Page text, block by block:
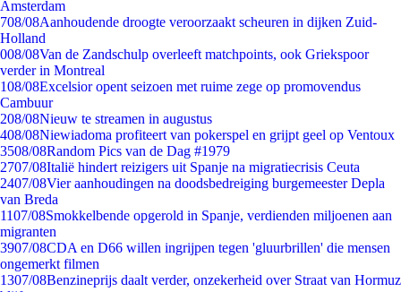
Amsterdam
708/08Aanhoudende droogte veroorzaakt scheuren in dijken Zuid-
Holland
008/08Van de Zandschulp overleeft matchpoints, ook Griekspoor
verder in Montreal
108/08Excelsior opent seizoen met ruime zege op promovendus
Cambuur
208/08Nieuw te streamen in augustus
408/08Niewiadoma profiteert van pokerspel en grijpt geel op Ventoux
3508/08Random Pics van de Dag #1979
2707/08Italië hindert reizigers uit Spanje na migratiecrisis Ceuta
2407/08Vier aanhoudingen na doodsbedreiging burgemeester Depla
van Breda
1107/08Smokkelbende opgerold in Spanje, verdienden miljoenen aan
migranten
3907/08CDA en D66 willen ingrijpen tegen 'gluurbrillen' die mensen
ongemerkt filmen
1307/08Benzineprijs daalt verder, onzekerheid over Straat van Hormuz